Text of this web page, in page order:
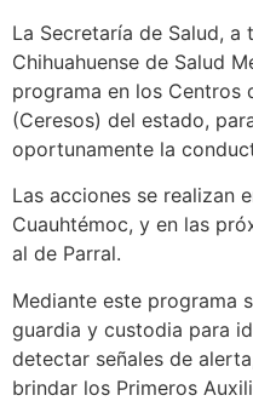
La Secretaría de Salud,
Chihuahuense de Salud
programa en los Centros
(Ceresos) del estado,
oportunamente la
Las acciones se realizan
Cuauhtémoc, y en las
al de Parral.
Mediante este programa
guardia y custodia para
detectar señales de
brindar los Primeros